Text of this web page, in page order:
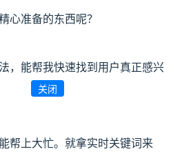
心准备的东西呢？
，能帮我快速找到用户真正感兴
帮上大忙。就拿实时关键词来
关闭